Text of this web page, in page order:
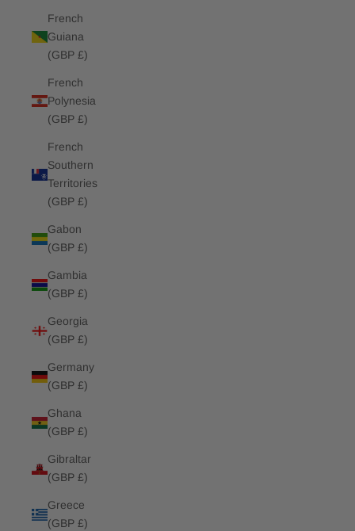
French
Guiana
(GBP £)
French
Polynesia
(GBP £)
French
Southern
Territories
(GBP £)
Gabon
(GBP £)
Gambia
(GBP £)
Georgia
(GBP £)
Germany
(GBP £)
Ghana
(GBP £)
Gibraltar
(GBP £)
Greece
(GBP £)